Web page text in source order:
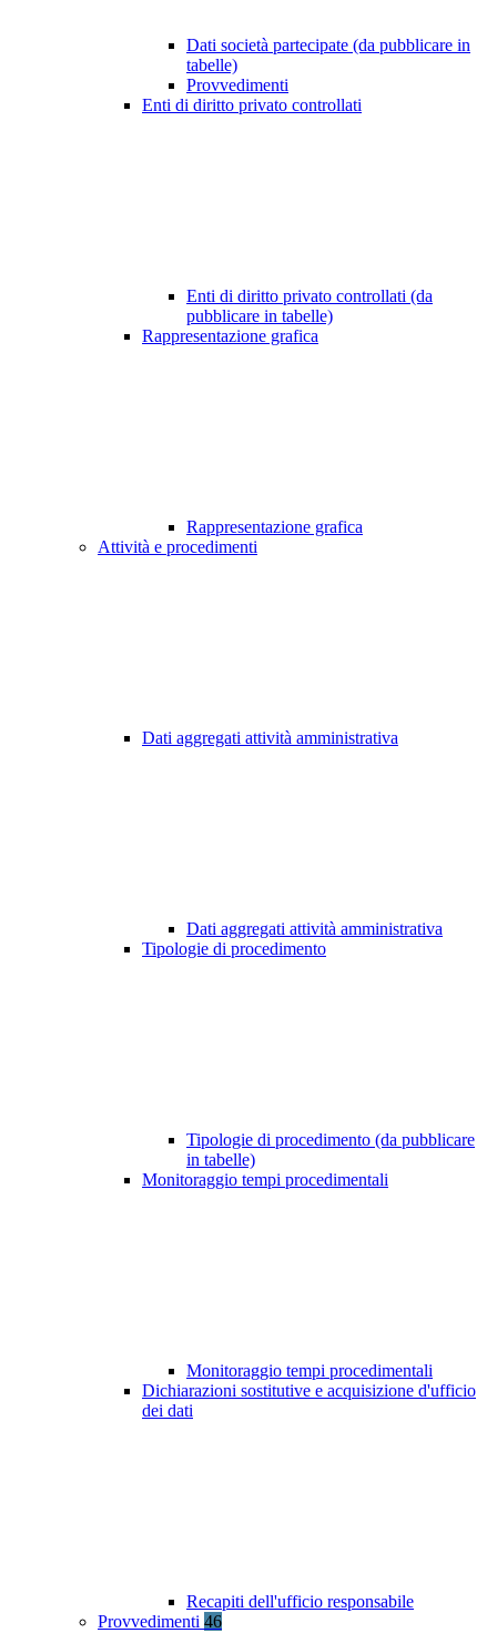
Dati società partecipate (da pubblicare in
tabelle)
Provvedimenti
Enti di diritto privato controllati
Enti di diritto privato controllati (da
pubblicare in tabelle)
Rappresentazione grafica
Rappresentazione grafica
Attività e procedimenti
Dati aggregati attività amministrativa
Dati aggregati attività amministrativa
Tipologie di procedimento
Tipologie di procedimento (da pubblicare
in tabelle)
Monitoraggio tempi procedimentali
Monitoraggio tempi procedimentali
Dichiarazioni sostitutive e acquisizione d'ufficio
dei dati
Recapiti dell'ufficio responsabile
Provvedimenti 46